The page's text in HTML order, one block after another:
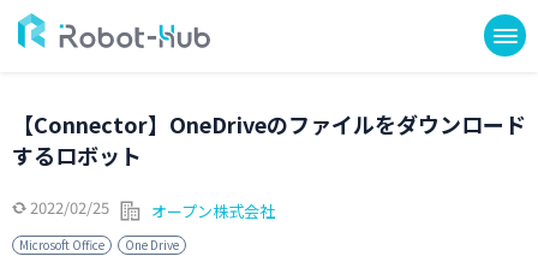
【Connector】OneDriveのファイルをダウンロード
するロボット
2022/02/25 オープン株式会社
Microsoft Office One Drive